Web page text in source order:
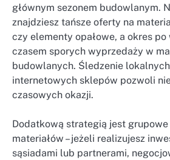
głównym sezonem budowlanym.
znajdziesz tańsze oferty na
czy elementy opałowe, a okres
czasem sporych wyprzedaży w
budowlanych. Śledzenie
internetowych sklepów pozwoli
czasowych okazji.
Dodatkową strategią jest
materiałów – jeżeli realizujesz
sąsiadami lub partnerami,